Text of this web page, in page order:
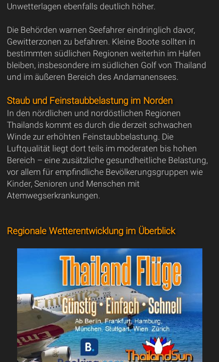
Unwetterlagen ebenfalls deutlich höher.
Die Behörden warnen Seefahrer eindringlich davor,
Gewitterzonen zu befahren. Kleine Boote sollten in
bestimmten südlichen Regionen weiterhin im Hafen
bleiben, insbesondere im südlichen Golf von Thailand
und im äußeren Bereich des Andamanensees.
Staub und Feinstaubbelastung im Norden
In den nördlichen und nordöstlichen Regionen
Thailands kommt es durch die derzeit schwachen
Winde zur erhöhten Feinstaubbelastung. Die
Luftqualität liegt dort teils im moderaten bis hohen
Bereich – eine zusätzliche gesundheitliche Belastung,
vor allem für empfindliche Bevölkerungsgruppen wie
Kinder, Senioren und Menschen mit
Atemwegserkrankungen.
Regionale Wetterentwicklung im Überblick